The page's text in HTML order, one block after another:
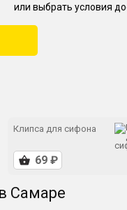
или выбрать условия
Клипса для сифона
Самаре